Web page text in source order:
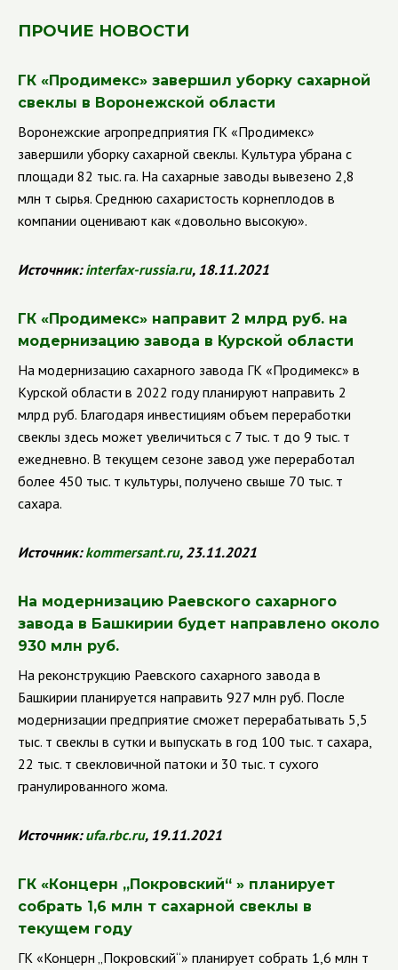
ПРОЧИЕ НОВОСТИ
ГК «Продимекс» завершил уборку сахарной
свеклы в Воронежской области
Воронежские агропредприятия ГК «Продимекс»
завершили уборку сахарной свеклы. Культура убрана с
площади 82 тыс. га. На сахарные заводы вывезено 2,8
млн т сырья. Среднюю сахаристость корнеплодов в
компании оценивают как «довольно высокую».
Источник:interfax-russia.ru, 18.11.2021
ГК «Продимекс» направит 2 млрд руб. на
модернизацию завода в Курской области
На модернизацию сахарного завода ГК «Продимекс» в
Курской области в 2022 году планируют направить 2
млрд руб. Благодаря инвестициям объем переработки
свеклы здесь может увеличиться с 7 тыс. т до 9 тыс. т
ежедневно. В текущем сезоне завод уже переработал
более 450 тыс. т культуры, получено свыше 70 тыс. т
сахара.
Источник:kommersant.ru, 23.11.2021
На модернизацию Раевского сахарного
завода в Башкирии будет направлено около
930 млн руб.
На реконструкцию Раевского сахарного завода в
Башкирии планируется направить 927 млн руб. После
модернизации предприятие сможет перерабатывать 5,5
тыс. т свеклы в сутки и выпускать в год 100 тыс. т сахара,
22 тыс. т свекловичной патоки и 30 тыс. т сухого
гранулированного жома.
Источник:ufa.rbc.ru, 19.11.2021
ГК «Концерн „Покровский“ » планирует
собрать 1,6 млн т сахарной свеклы в
текущем году
ГК «Концерн „Покровский“» планирует собрать 1,6 млн т